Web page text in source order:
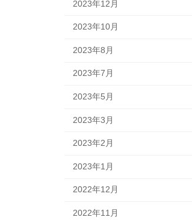
2023年12月
2023年10月
2023年8月
2023年7月
2023年5月
2023年3月
2023年2月
2023年1月
2022年12月
2022年11月